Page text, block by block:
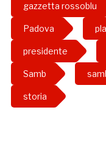
gazzetta rossoblu
Padova
presidente
Samb
storia